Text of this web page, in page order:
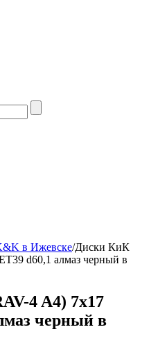
в Ижевске/Диски КиК
d60,1 алмаз черный в
4 A4) 7x17
черный в